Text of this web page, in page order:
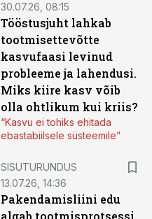
30.07.26, 08:15
Tööstusjuht lahkab
tootmisettevõtte
kasvufaasi levinud
probleeme ja lahendusi.
Miks kiire kasv võib
olla ohtlikum kui kriis?
“Kasvu ei tohiks ehitada
ebastabiilsele süsteemile”
SISUTURUNDUS
13.07.26, 14:36
Pakendamisliini edu
algab tootmisprotsessi